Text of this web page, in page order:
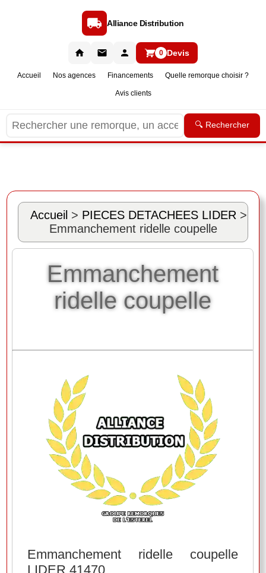
Alliance Distribution
Accueil Nos agences Financements Quelle remorque choisir ?
Avis clients
0 Devis
🔍 Rechercher
Accueil > PIECES DETACHEES LIDER >
Emmanchement ridelle coupelle
Emmanchement
ridelle coupelle
Emmanchement ridelle coupelle
LIDER 41470